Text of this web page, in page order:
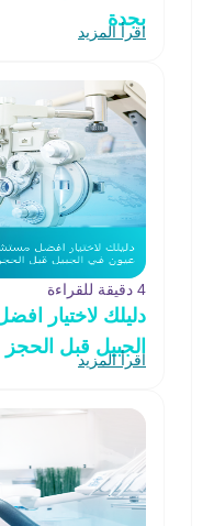
بجدة
اقرأ المزيد
4 دقيقة للقراءة
دليلك لاختيار
الجبيل قبل الحجز
اقرأ المزيد